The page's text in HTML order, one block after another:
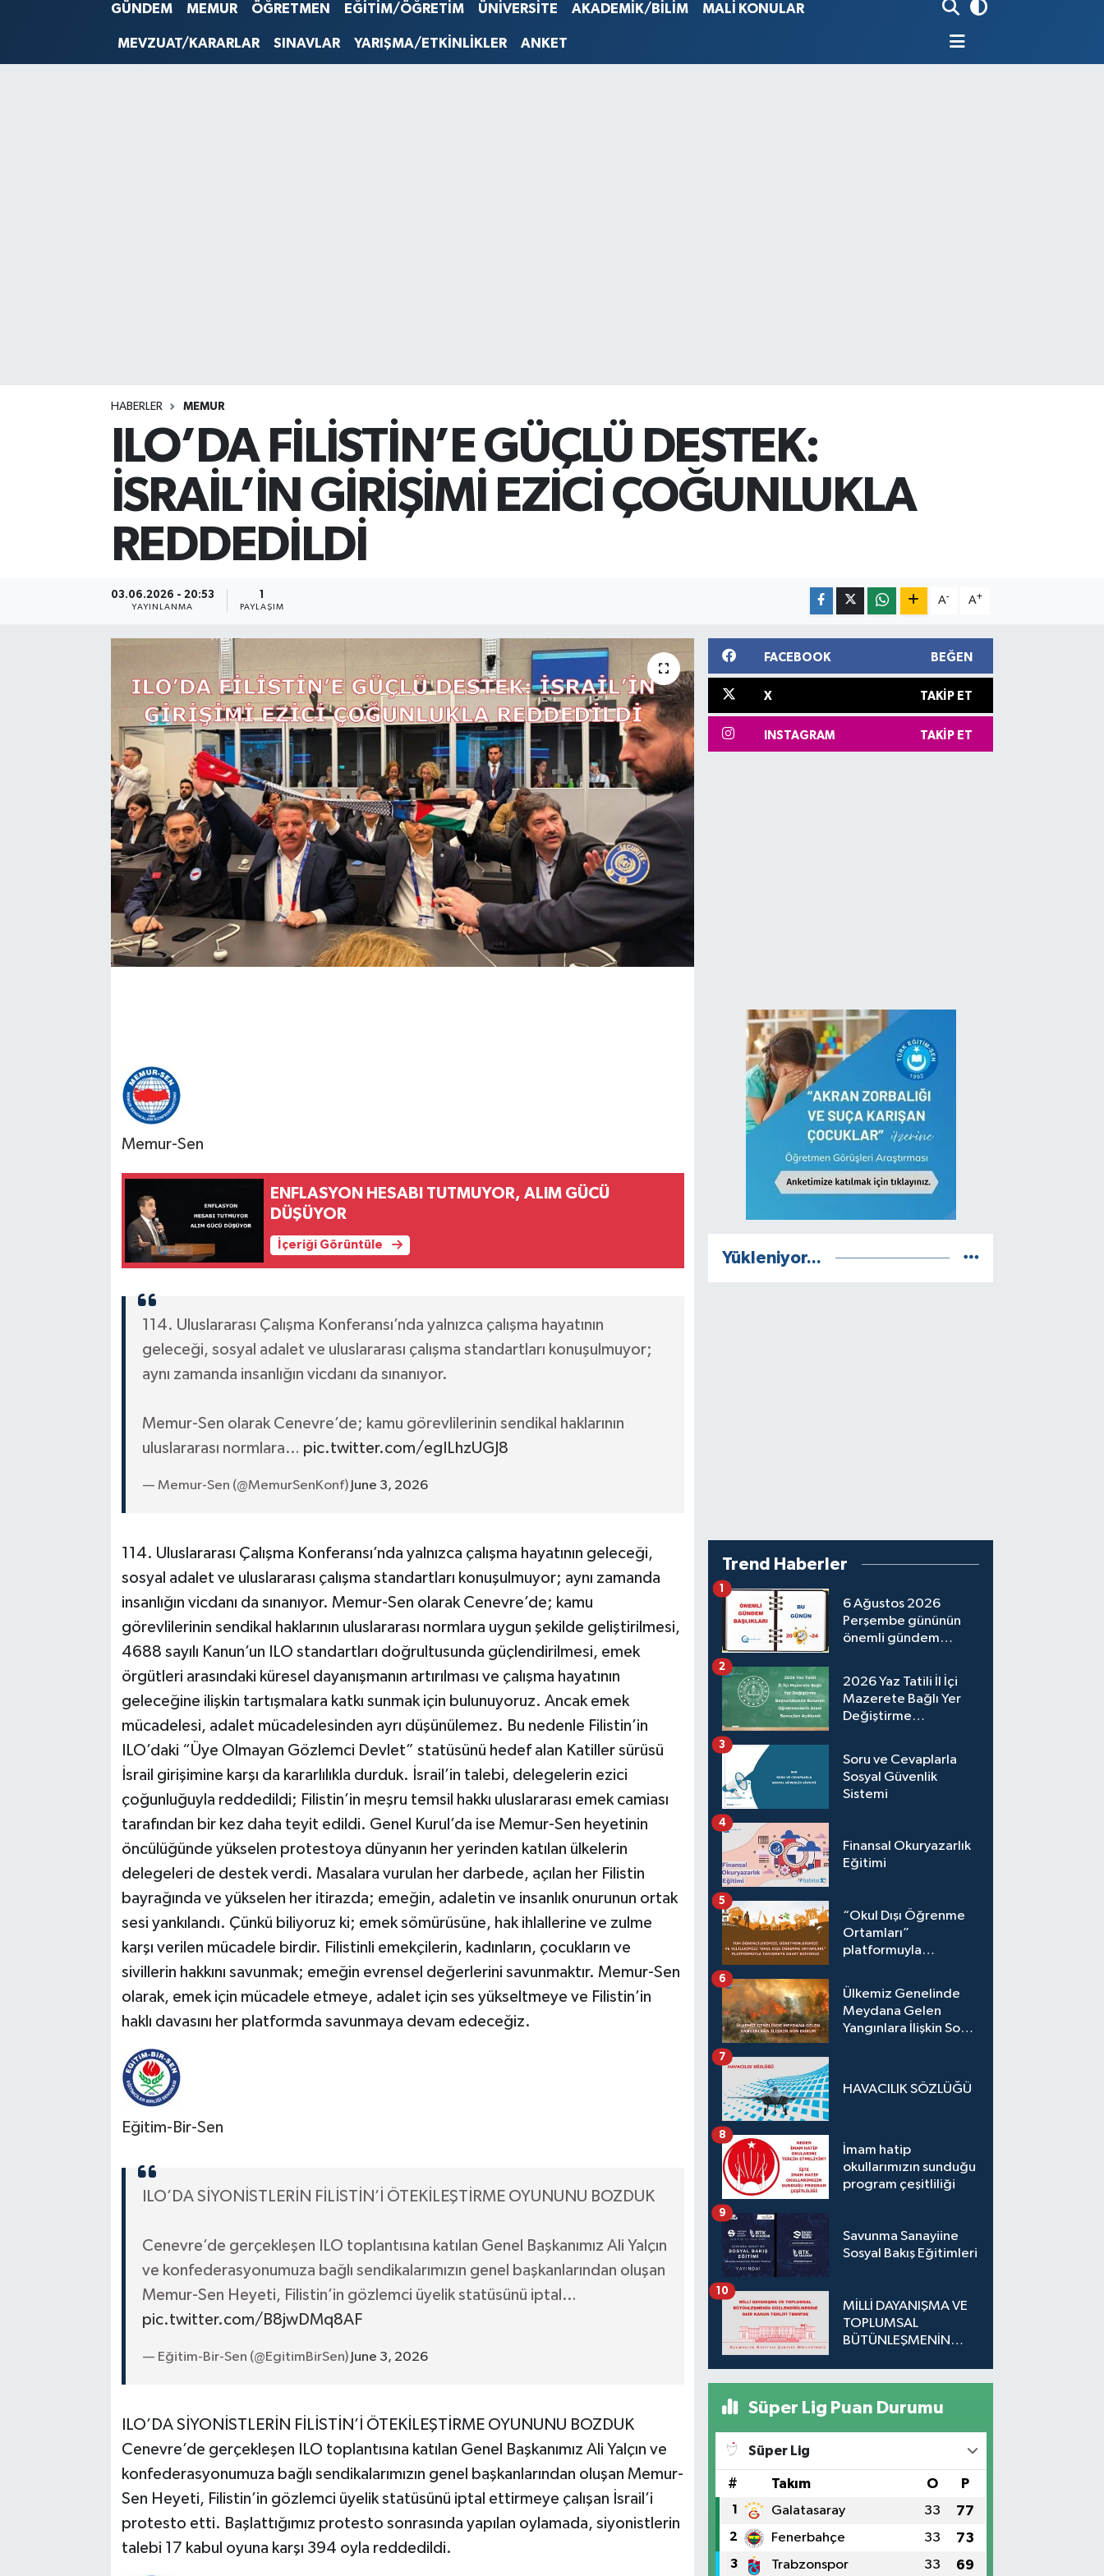
STERLİN
GÜNDEM MEMUR ÖĞRETMEN EĞİTİM/ÖĞRETİM ÜNİVERSİTE AKADEMİK/BİLİM MALİ KONULAR
MEVZUAT/KARARLAR SINAVLAR YARIŞMA/ETKİNLİKLER ANKET
HABERLER MEMUR
ILO’DA FİLİSTİN’E GÜÇLÜ DESTEK:
İSRAİL’İN GİRİŞİMİ EZİCİ ÇOĞUNLUKLA
REDDEDİLDİ
03.06.2026 - 20:53
YAYINLANMA
1
PAYLAŞIM
A- A+
Memur-Sen
ENFLASYON HESABI TUTMUYOR, ALIM GÜCÜ
DÜŞÜYOR
İçeriği Görüntüle
114. Uluslararası Çalışma Konferansı’nda yalnızca çalışma hayatının
geleceği, sosyal adalet ve uluslararası çalışma standartları konuşulmuyor;
aynı zamanda insanlığın vicdanı da sınanıyor.
Memur-Sen olarak Cenevre’de; kamu görevlilerinin sendikal haklarının
uluslararası normlara… pic.twitter.com/egILhzUGJ8
— Memur-Sen (@MemurSenKonf) June 3, 2026
114. Uluslararası Çalışma Konferansı’nda yalnızca çalışma hayatının geleceği,
sosyal adalet ve uluslararası çalışma standartları konuşulmuyor; aynı zamanda
insanlığın vicdanı da sınanıyor. Memur-Sen olarak Cenevre’de; kamu
görevlilerinin sendikal haklarının uluslararası normlara uygun şekilde geliştirilmesi,
4688 sayılı Kanun’un ILO standartları doğrultusunda güçlendirilmesi, emek
örgütleri arasındaki küresel dayanışmanın artırılması ve çalışma hayatının
geleceğine ilişkin tartışmalara katkı sunmak için bulunuyoruz. Ancak emek
mücadelesi, adalet mücadelesinden ayrı düşünülemez. Bu nedenle Filistin’in
ILO’daki “Üye Olmayan Gözlemci Devlet” statüsünü hedef alan Katiller sürüsü
İsrail girişimine karşı da kararlılıkla durduk. İsrail’in talebi, delegelerin ezici
çoğunluğuyla reddedildi; Filistin’in meşru temsil hakkı uluslararası emek camiası
tarafından bir kez daha teyit edildi. Genel Kurul’da ise Memur-Sen heyetinin
öncülüğünde yükselen protestoya dünyanın her yerinden katılan ülkelerin
delegeleri de destek verdi. Masalara vurulan her darbede, açılan her Filistin
bayrağında ve yükselen her itirazda; emeğin, adaletin ve insanlık onurunun ortak
sesi yankılandı. Çünkü biliyoruz ki; emek sömürüsüne, hak ihlallerine ve zulme
karşı verilen mücadele birdir. Filistinli emekçilerin, kadınların, çocukların ve
sivillerin hakkını savunmak; emeğin evrensel değerlerini savunmaktır. Memur-Sen
olarak, emek için mücadele etmeye, adalet için ses yükseltmeye ve Filistin’in
haklı davasını her platformda savunmaya devam edeceğiz.
Eğitim-Bir-Sen
ILO’DA SİYONİSTLERİN FİLİSTİN’İ ÖTEKİLEŞTİRME OYUNUNU BOZDUK
Cenevre’de gerçekleşen ILO toplantısına katılan Genel Başkanımız Ali Yalçın
ve konfederasyonumuza bağlı sendikalarımızın genel başkanlarından oluşan
Memur-Sen Heyeti, Filistin’in gözlemci üyelik statüsünü iptal…
pic.twitter.com/B8jwDMq8AF
— Eğitim-Bir-Sen (@EgitimBirSen) June 3, 2026
ILO’DA SİYONİSTLERİN FİLİSTİN’İ ÖTEKİLEŞTİRME OYUNUNU BOZDUK
Cenevre’de gerçekleşen ILO toplantısına katılan Genel Başkanımız Ali Yalçın ve
konfederasyonumuza bağlı sendikalarımızın genel başkanlarından oluşan Memur-
Sen Heyeti, Filistin’in gözlemci üyelik statüsünü iptal ettirmeye çalışan İsrail’i
protesto etti. Başlattığımız protesto sonrasında yapılan oylamada, siyonistlerin
talebi 17 kabul oyuna karşı 394 oyla reddedildi.
FACEBOOK BEĞEN
X TAKIP ET
INSTAGRAM TAKIP ET
Yükleniyor...
Trend Haberler
6 Ağustos 2026
Perşembe gününün
önemli gündem
1
2026 Yaz Tatili İl İçi
Mazerete Bağlı Yer
Değiştirme
Atama Sonuçları
Açıklandı
2
Soru ve Cevaplarla
Sosyal Güvenlik
Sistemi
3
Finansal Okuryazarlık
Eğitimi
4
“Okul Dışı Öğrenme
Ortamları”
platformuyla
ediyoruz.
5
Ülkemiz Genelinde
Meydana Gelen
Yangınlara İlişkin Son
6
HAVACILIK SÖZLÜĞÜ
7
İmam hatip
okullarımızın sunduğu
program çeşitliliği
8
Savunma Sanayiine
Sosyal Bakış Eğitimleri
9
MİLLİ DAYANIŞMA VE
TOPLUMSAL
BÜTÜNLEŞMENİN
10
Süper Lig Puan Durumu
Süper Lig
# Takım O P
1 Galatasaray 33 77
2 Fenerbahçe 33 73
3 Trabzonspor 33 69